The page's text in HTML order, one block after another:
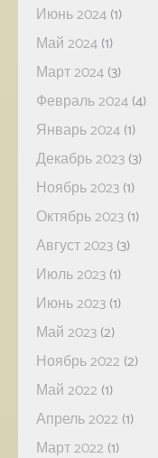
Июнь 2024(1)
Май 2024(1)
Март 2024(3)
Февраль 2024(4)
Январь 2024(1)
Декабрь 2023(3)
Ноябрь 2023(1)
Октябрь 2023(1)
Август 2023(3)
Июль 2023(1)
Июнь 2023(1)
Май 2023(2)
Ноябрь 2022 (2)
Май 2022 (1)
Апрель 2022 (1)
Март 2022 (1)